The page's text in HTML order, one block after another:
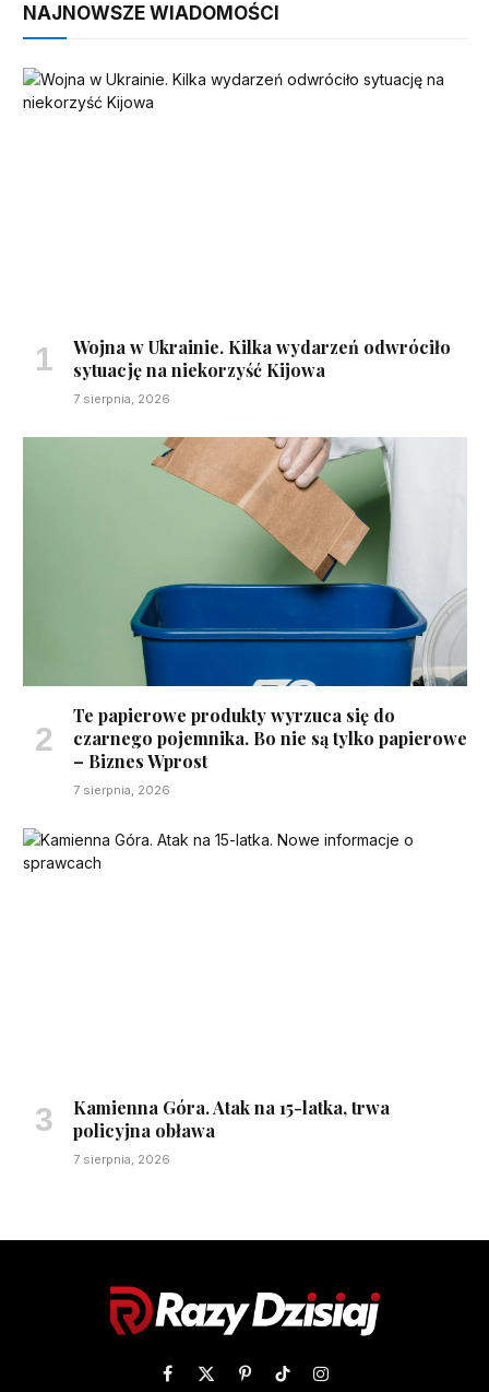
NAJNOWSZE WIADOMOŚCI
Wojna w Ukrainie. Kilka wydarzeń odwróciło
sytuację na niekorzyść Kijowa
7 sierpnia, 2026
Te papierowe produkty wyrzuca się do
czarnego pojemnika. Bo nie są tylko papierowe
– Biznes Wprost
7 sierpnia, 2026
Kamienna Góra. Atak na 15-latka, trwa
policyjna obława
7 sierpnia, 2026
Facebook
X PinterestTikTokInstagram